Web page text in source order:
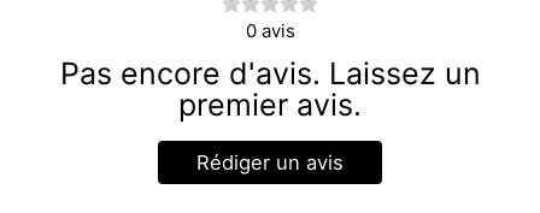
0 avis
Pas encore d'avis. Laissez un
premier avis.
Rédiger un avis